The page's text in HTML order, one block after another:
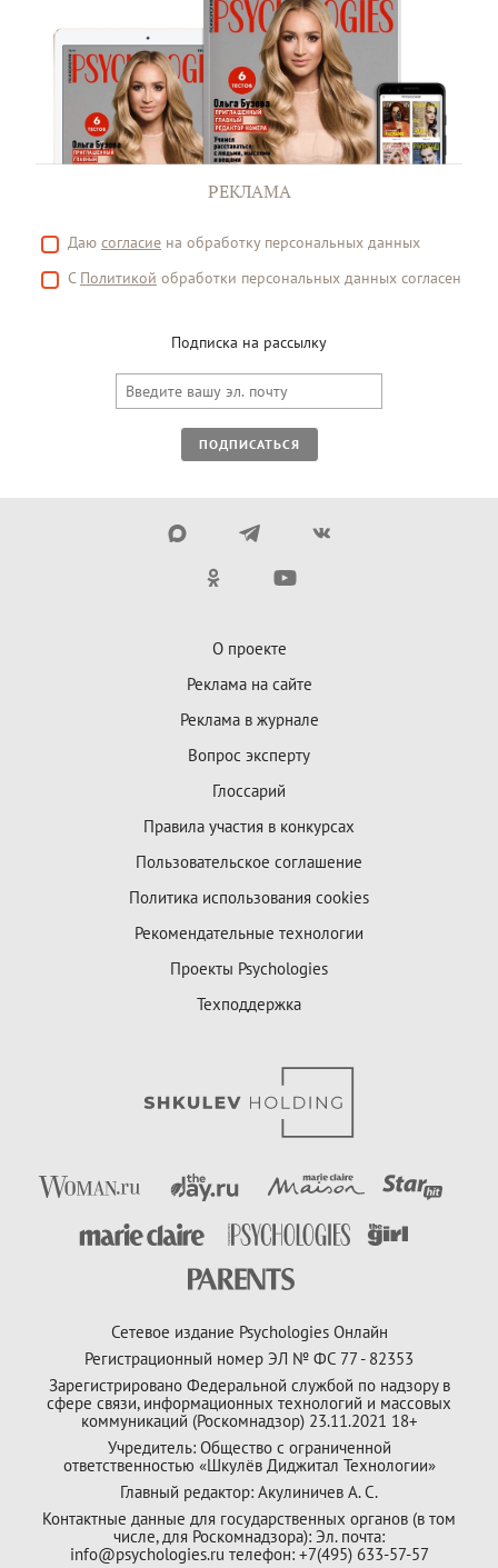
РЕКЛАМА
Даю согласие на обработку персональных данных
С Политикой обработки персональных данных согласен
Подписка на рассылку
ПОДПИСАТЬСЯ
О проекте
Реклама на сайте
Реклама в журнале
Вопрос эксперту
Глоссарий
Правила участия в конкурсах
Пользовательское соглашение
Политика использования cookies
Рекомендательные технологии
Проекты Psychologies
Техподдержка
Сетевое издание Psychologies Онлайн
Регистрационный номер ЭЛ № ФС 77 - 82353
Зарегистрировано Федеральной службой по надзору в
сфере связи, информационных технологий и массовых
коммуникаций (Роскомнадзор) 23.11.2021 18+
Учредитель: Общество с ограниченной
ответственностью «Шкулёв Диджитал Технологии»
Главный редактор: Акулиничев А. С.
Контактные данные для государственных органов (в том
числе, для Роскомнадзора): Эл. почта:
info@psychologies.ru телефон: +7(495) 633-57-57